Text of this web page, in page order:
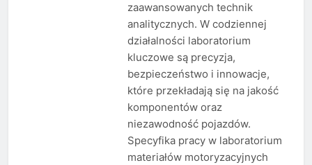
zaawansowanych technik
analitycznych. W codziennej
działalności laboratorium
kluczowe są precyzja,
bezpieczeństwo i innowacje,
które przekładają się na jakość
komponentów oraz
niezawodność pojazdów.
Specyfika pracy w laboratorium
materiałów motoryzacyjnych